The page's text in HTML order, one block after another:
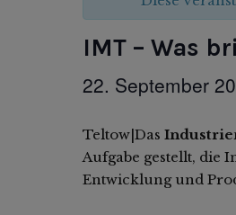
IMT – Was
22. September
Teltow|Das
Aufgabe gestellt, die
Entwicklung und